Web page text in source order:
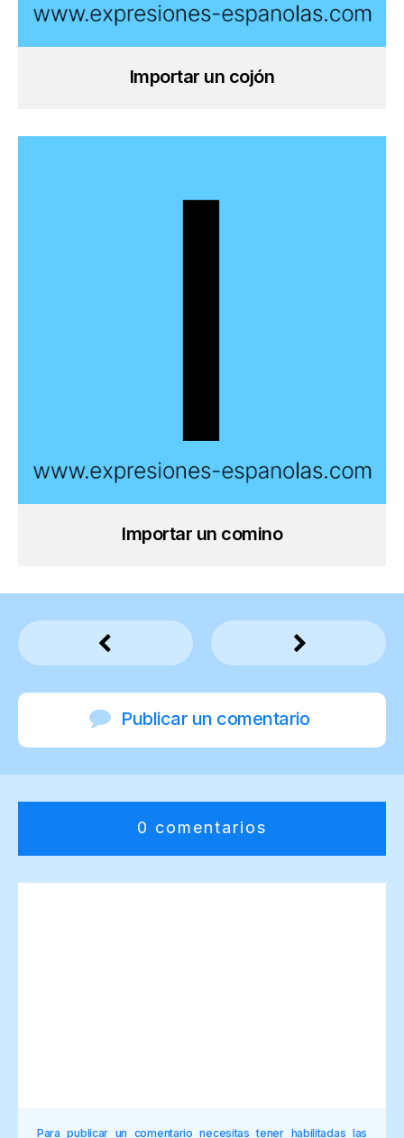
Importar un cojón
Importar un comino
Publicar un comentario
0 comentarios
Para publicar un comentario necesitas tener habilitadas las